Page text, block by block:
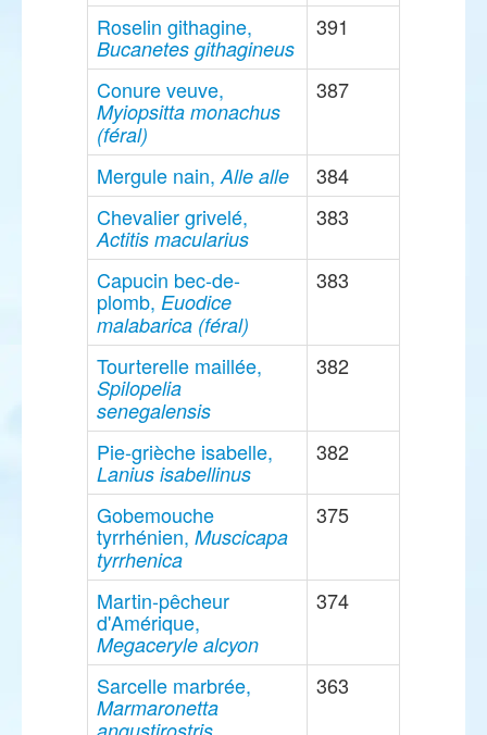
Roselin githagine,
Bucanetes githagineus
391
Conure veuve,
Myiopsitta monachus
(féral)
387
Mergule nain, Alle alle
384
Chevalier grivelé,
Actitis macularius
383
Capucin bec-de-
plomb, Euodice
malabarica (féral)
383
Tourterelle maillée,
Spilopelia
senegalensis
382
Pie-grièche isabelle,
Lanius isabellinus
382
Gobemouche
tyrrhénien, Muscicapa
tyrrhenica
375
Martin-pêcheur
d'Amérique,
Megaceryle alcyon
374
Sarcelle marbrée,
Marmaronetta
363